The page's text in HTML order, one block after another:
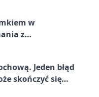
w
z
Jeden błąd
skończyć się